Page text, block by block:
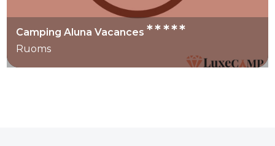
Camping Aluna Vacances*****
Ruoms